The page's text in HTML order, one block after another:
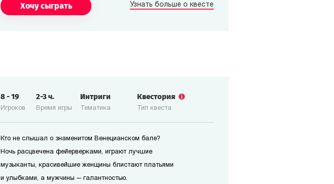
Хочу сыграть Узнать больше о квесте
Игроков
8-19
Время игры
2-3ч.
Тематика
Интриги
Тип квеста
Квестория
Кто не слышал о знаменитом Венецианском бале?
Ночь расцвечена фейерверками, играют лучшие
музыканты, красивейшие женщины блистают платьями
и улыбками, а мужчины — галантностью.